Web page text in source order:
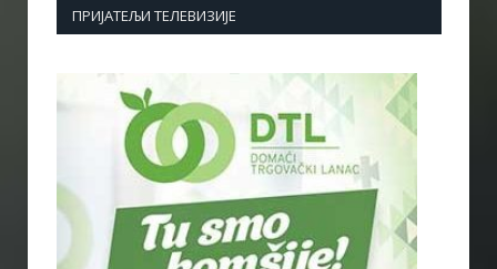
ПРИЈАТЕЉИ ТЕЛЕВИЗИЈЕ